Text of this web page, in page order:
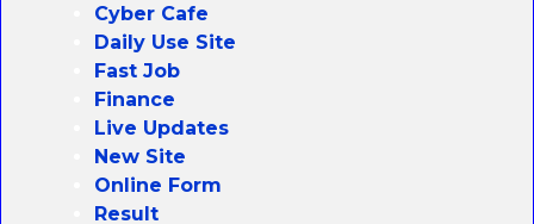
Cyber Cafe
Daily Use Site
Fast Job
Finance
Live Updates
New Site
Online Form
Result